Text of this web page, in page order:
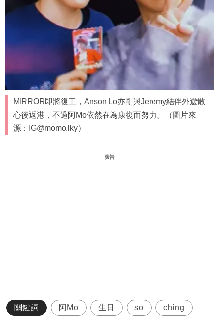
MIRROR即將復工，Anson Lo亦剛與Jeremy結伴外遊散
心後返港，不過阿Mo依然在為康復而努力。（圖片來
源：IG@momo.lky）
廣告
關鍵詞 阿Mo 生日 so ching